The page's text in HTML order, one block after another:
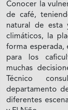
Conocer la
de café,
natural de esta
climáticos, la
forma esperada,
para los
muchas
Técnico
departamento
diferentes